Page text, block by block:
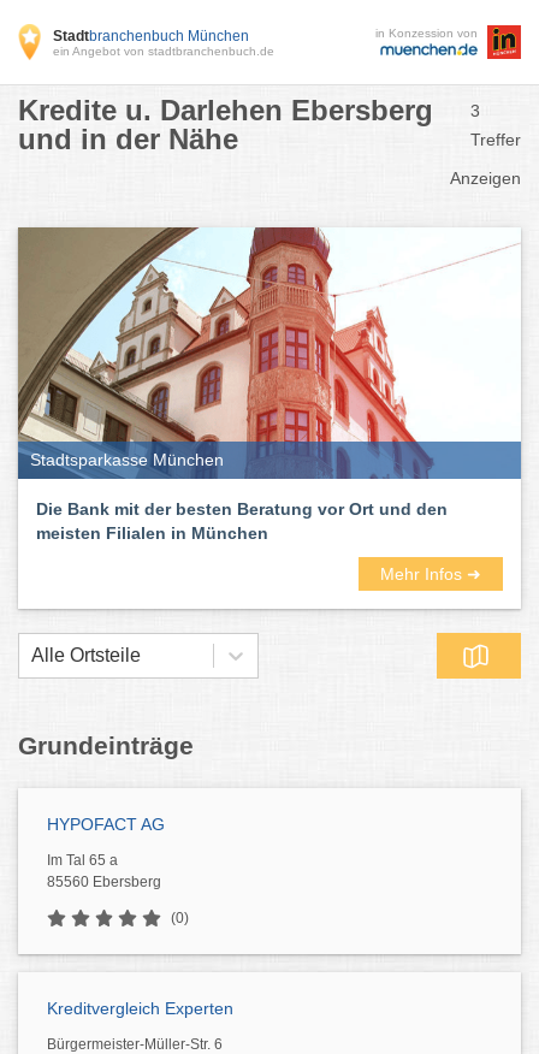
Stadtbranchenbuch München
ein Angebot von stadtbranchenbuch.de
in Konzession von
Kredite u. Darlehen Ebersberg
und in der Nähe
3
Treffer
Anzeigen
Stadtsparkasse München
Die Bank mit der besten Beratung vor Ort und den
meisten Filialen in München
Mehr Infos ➜
Alle Ortsteile
Grundeinträge
HYPOFACT AG
Im Tal 65 a
85560 Ebersberg
(0)
Kreditvergleich Experten
Bürgermeister-Müller-Str. 6